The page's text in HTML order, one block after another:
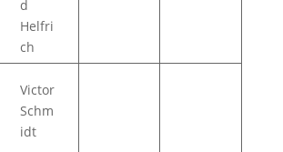
d
Helfri
ch
Victor
Schm
idt